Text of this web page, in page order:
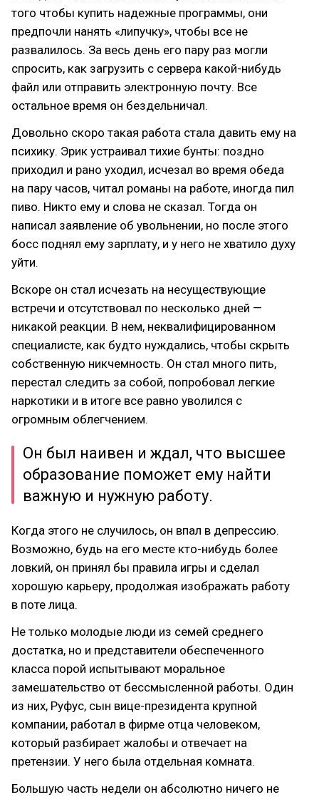
того чтобы купить надежные программы, они
предпочли нанять «липучку», чтобы все не
развалилось. За весь день его пару раз могли
спросить, как загрузить с сервера какой-нибудь
файл или отправить электронную почту. Все
остальное время он бездельничал.
Довольно скоро такая работа стала давить ему на
психику. Эрик устраивал тихие бунты: поздно
приходил и рано уходил, исчезал во время обеда
на пару часов, читал романы на работе, иногда пил
пиво. Никто ему и слова не сказал. Тогда он
написал заявление об увольнении, но после этого
босс поднял ему зарплату, и у него не хватило духу
уйти.
Вскоре он стал исчезать на несуществующие
встречи и отсутствовал по несколько дней —
никакой реакции. В нем, неквалифицированном
специалисте, как будто нуждались, чтобы скрыть
собственную никчемность. Он стал много пить,
перестал следить за собой, попробовал легкие
наркотики и в итоге все равно уволился с
огромным облегчением.
Он был наивен и ждал, что высшее
образование поможет ему найти
важную и нужную работу.
Когда этого не случилось, он впал в депрессию.
Возможно, будь на его месте кто-нибудь более
ловкий, он принял бы правила игры и сделал
хорошую карьеру, продолжая изображать работу
в поте лица.
Не только молодые люди из семей среднего
достатка, но и представители обеспеченного
класса порой испытывают моральное
замешательство от бессмысленной работы. Один
из них, Руфус, сын вице-президента крупной
компании, работал в фирме отца человеком,
который разбирает жалобы и отвечает на
претензии. У него была отдельная комната.
Большую часть недели он абсолютно ничего не